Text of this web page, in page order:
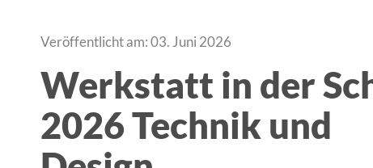
Veröffentlicht am: 03. Juni 2026
Werkstatt in der
2026 Technik und